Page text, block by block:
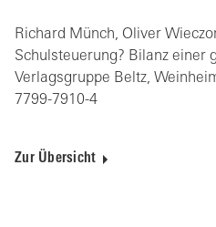
Richard Münch, Oliver
Schulsteuerung? Bilanz einer
Verlagsgruppe Beltz,
7799-7910-4
Zur Übersicht